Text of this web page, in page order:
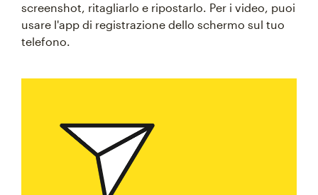
screenshot, ritagliarlo e ripostarlo. Per i video, puoi
usare l'app di registrazione dello schermo sul tuo
telefono.